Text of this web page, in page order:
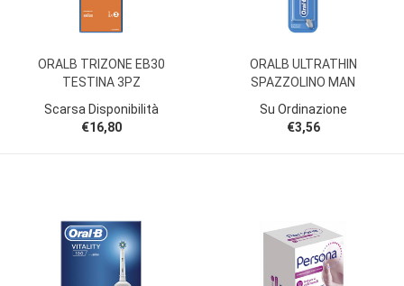
ORALB TRIZONE EB30
TESTINA 3PZ
Scarsa Disponibilità
€16,80
ORALB ULTRATHIN
SPAZZOLINO MAN
Su Ordinazione
€3,56